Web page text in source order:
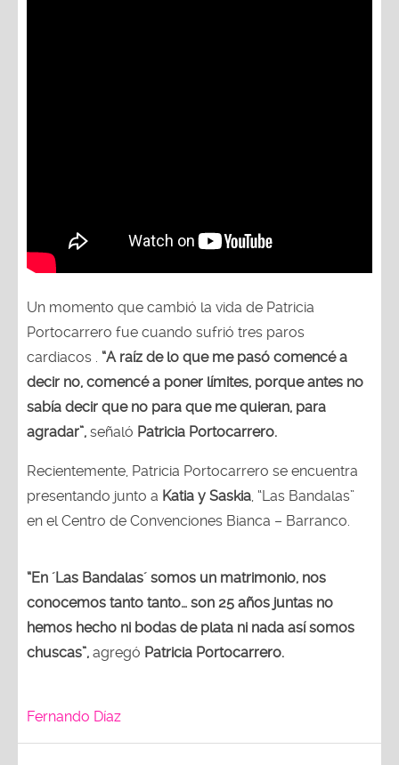
Un momento que cambió la vida de Patricia
Portocarrero fue cuando sufrió tres paros
cardiacos . “A raíz de lo que me pasó comencé a
decir no, comencé a poner límites, porque antes no
sabía decir que no para que me quieran, para
agradar”, señaló Patricia Portocarrero.
Recientemente, Patricia Portocarrero se encuentra
presentando junto a Katia y Saskia, “Las Bandalas”
en el Centro de Convenciones Bianca – Barranco.
“En ´Las Bandalas´ somos un matrimonio, nos
conocemos tanto tanto… son 25 años juntas no
hemos hecho ni bodas de plata ni nada así somos
chuscas”, agregó Patricia Portocarrero.
Fernando Díaz